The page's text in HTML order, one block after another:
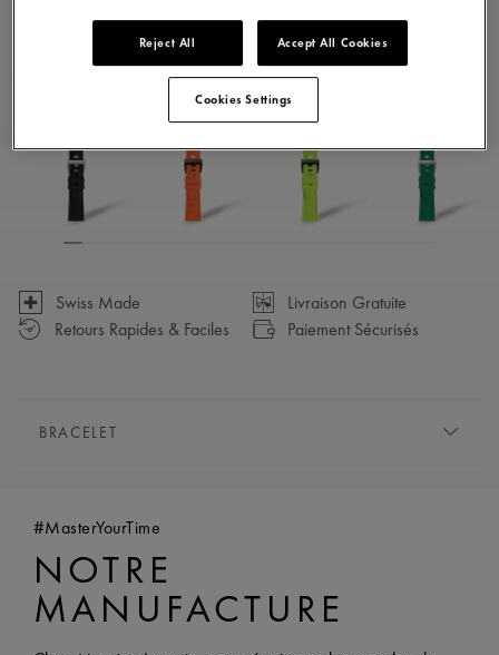
8 - 10 jours de livraison
Disponible en 23 variations
Swiss Made
Livraison Gratuite
Retours Rapides & Faciles
Paiement Sécurisés
BRACELET
COMPATIBILITÉ:
AI1108, AI6007 et AI6057
LARGEUR:23 mm
EASY CHANGE SYSTEM DISPONIBLE:
#MasterYourTime
NOTRE
MANUFACTURE
Reject All Accept All Cookies
Cookies Settings